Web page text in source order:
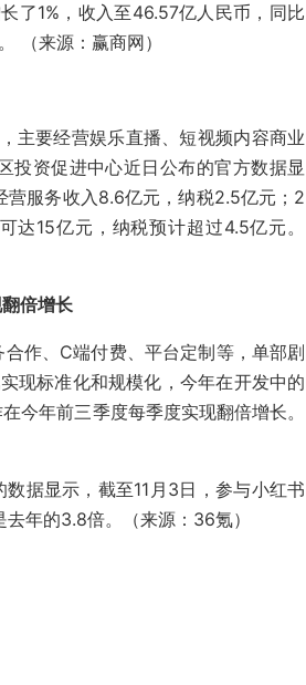
了1%，收入至46.57亿人民币，同比
（来源：赢商网）
主要经营娱乐直播、短视频内容商业
投资促进中心近日公布的官方数据显
服务收入8.6亿元，纳税2.5亿元；2
15亿元，纳税预计超过4.5亿元。
倍增长
作、C端付费、平台定制等，单部剧
现标准化和规模化，今年在开发中的
今年前三季度每季度实现翻倍增长。
据显示，截至11月3日，参与小红书
年的3.8倍。（来源：36氪）